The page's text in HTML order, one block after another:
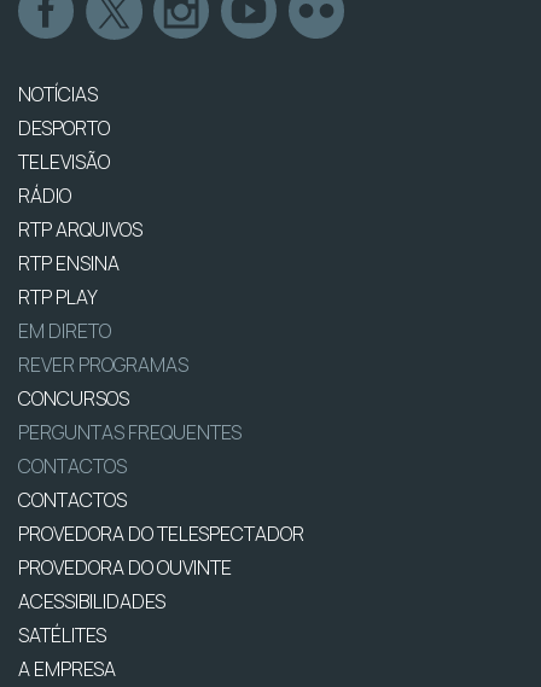
NOTÍCIAS
DESPORTO
TELEVISÃO
RÁDIO
RTP ARQUIVOS
RTP ENSINA
RTP PLAY
EM DIRETO
REVER PROGRAMAS
CONCURSOS
PERGUNTAS FREQUENTES
CONTACTOS
CONTACTOS
PROVEDORA DO TELESPECTADOR
PROVEDORA DO OUVINTE
ACESSIBILIDADES
SATÉLITES
A EMPRESA